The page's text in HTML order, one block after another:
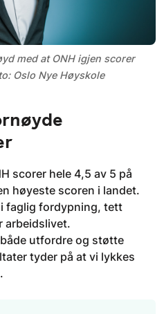
med at ONH igjen scorer
Oslo Nye Høyskole
scorer hele 4,5 av 5 på
høyeste scoren i landet.
faglig fordypning, tett
arbeidslivet.
utfordre og støtte
tyder på at vi lykkes